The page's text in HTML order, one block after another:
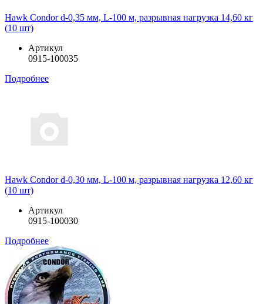
Hawk Condor d-0,35 мм, L-100 м, разрывная нагрузка 14,60 кг
(10 шт)
Артикул
0915-100035
Подробнее
Hawk Condor d-0,30 мм, L-100 м, разрывная нагрузка 12,60 кг
(10 шт)
Артикул
0915-100030
Подробнее